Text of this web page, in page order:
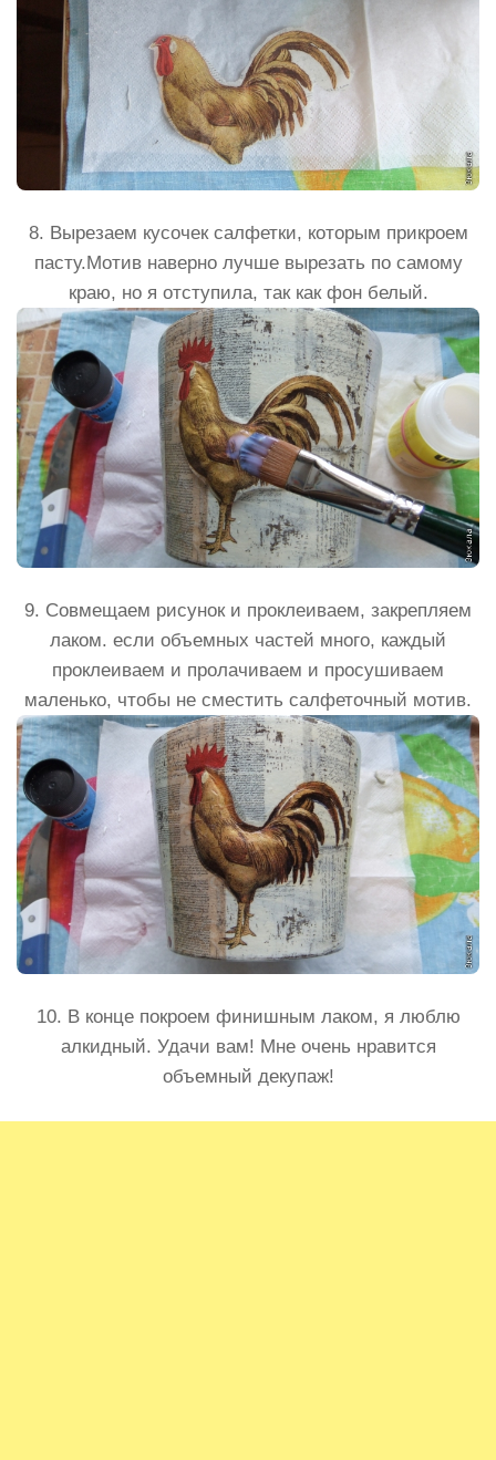
8. Вырезаем кусочек салфетки, которым прикроем
пасту.Мотив наверно лучше вырезать по самому
краю, но я отступила, так как фон белый.
9. Совмещаем рисунок и проклеиваем, закрепляем
лаком. если объемных частей много, каждый
проклеиваем и пролачиваем и просушиваем
маленько, чтобы не сместить салфеточный мотив.
10. В конце покроем финишным лаком, я люблю
алкидный. Удачи вам! Мне очень нравится
объемный декупаж!